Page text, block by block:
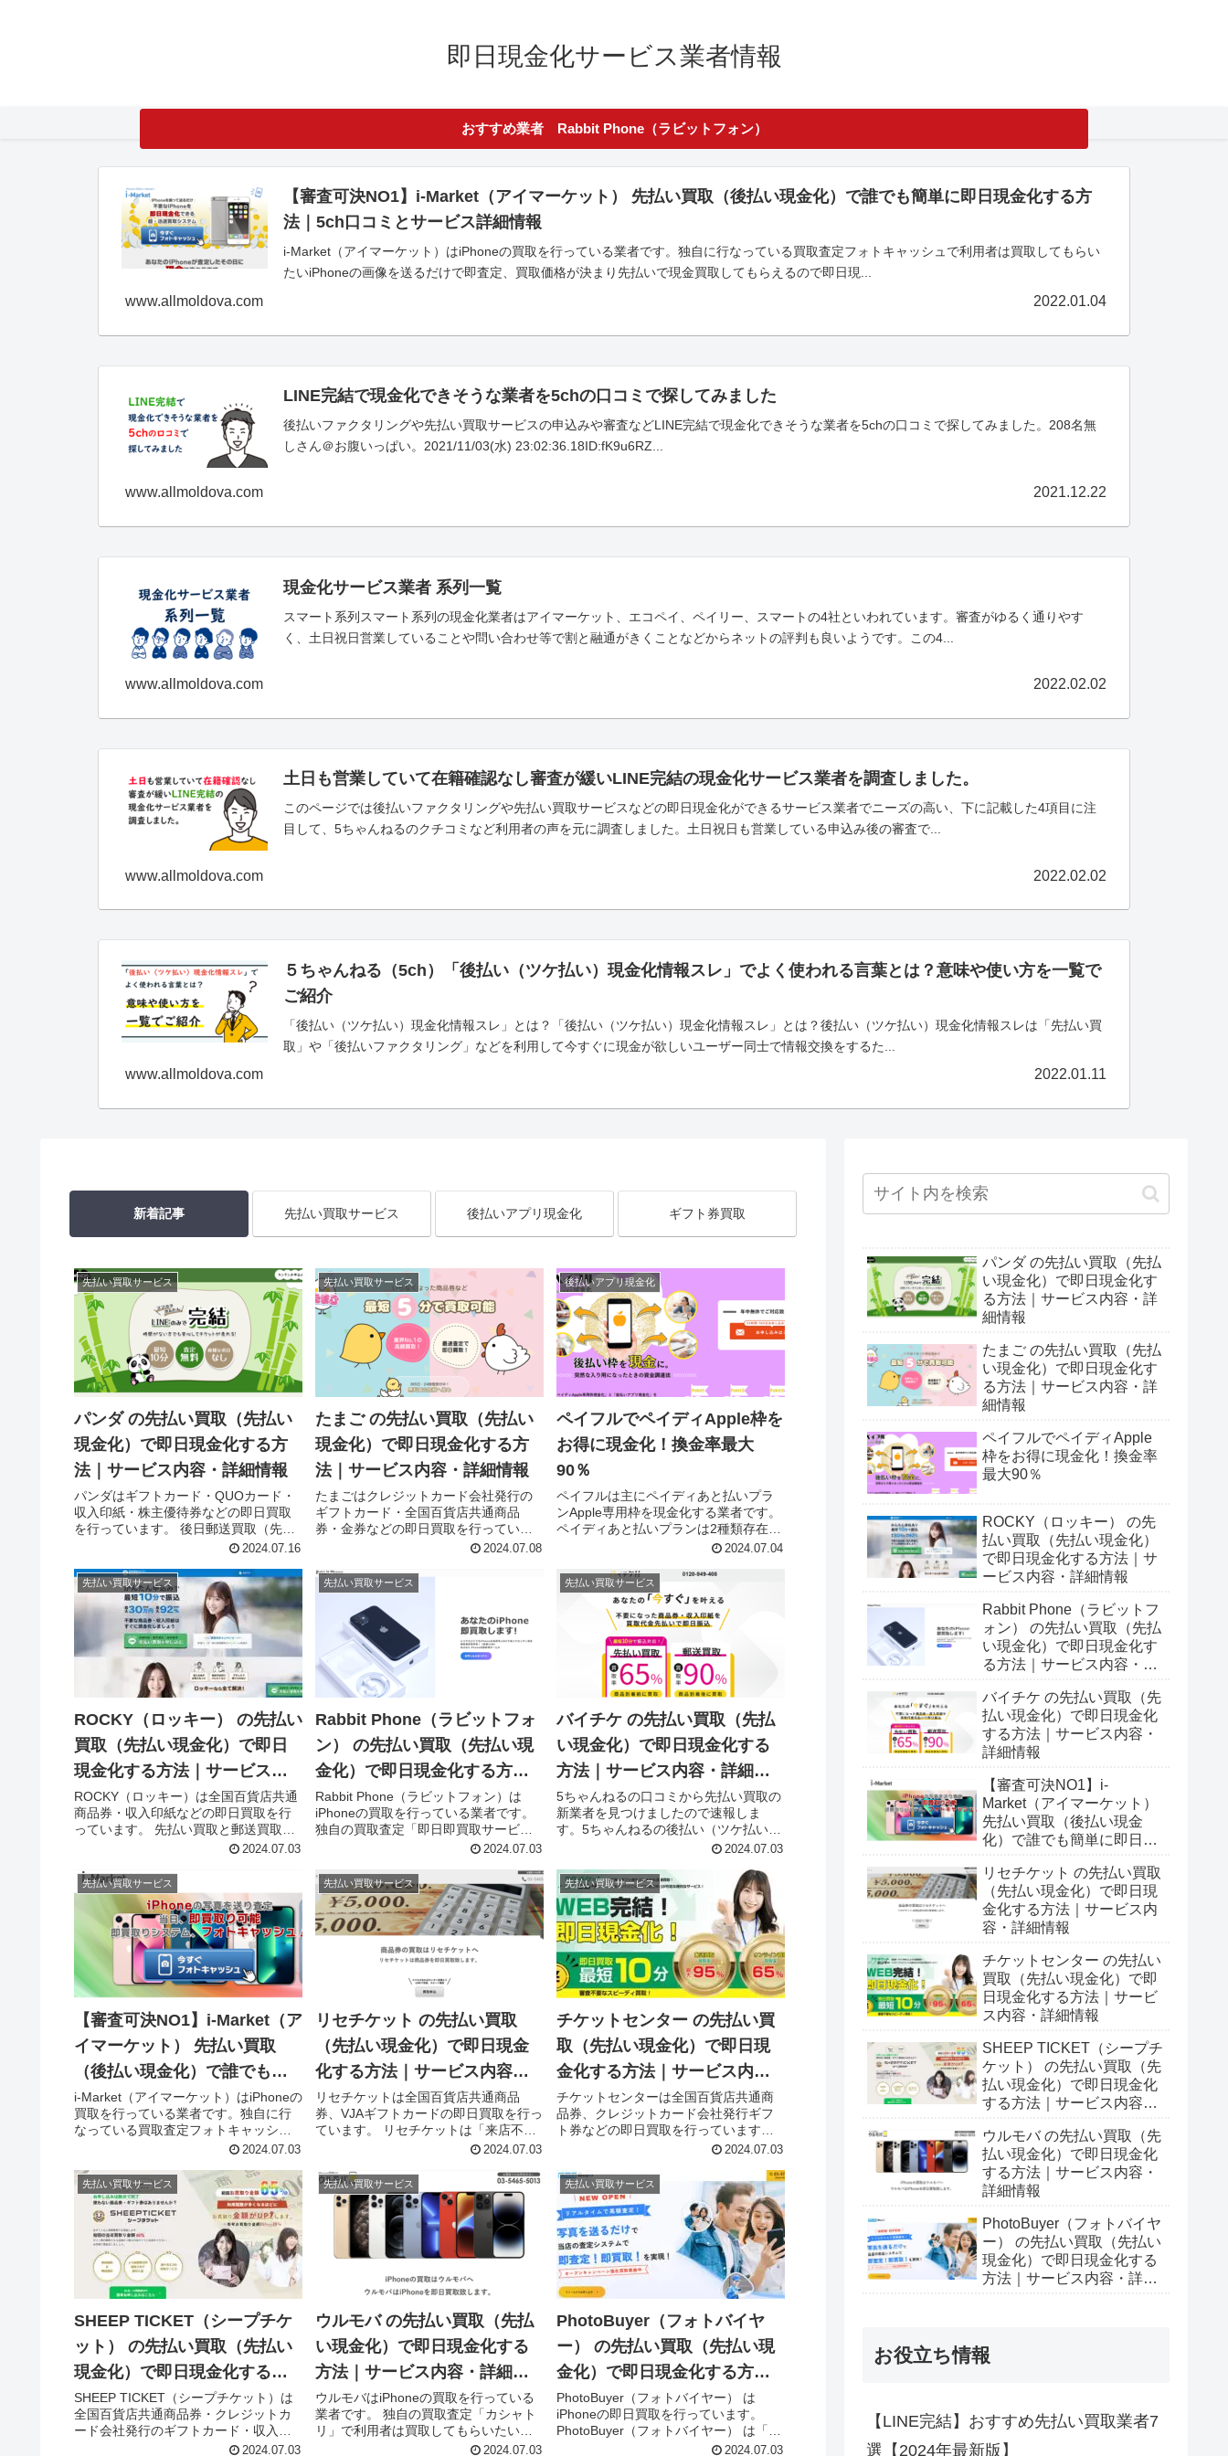
即日現金化サービス業者情報
おすすめ業者 Rabbit Phone（ラビットフォン）
【審査可決NO1】i-Market（アイマーケット） 先払い買取（後払い現金化）で誰でも簡単に即日現金化する方
法｜5ch口コミとサービス詳細情報
i-Market（アイマーケット）はiPhoneの買取を行っている業者です。独自に行なっている買取査定フォトキャッシュで利用者は買取してもらい
たいiPhoneの画像を送るだけで即査定、買取価格が決まり先払いで現金買取してもらえるので即日現...
www.allmoldova.com 2022.01.04
LINE完結で現金化できそうな業者を5chの口コミで探してみました
後払いファクタリングや先払い買取サービスの申込みや審査などLINE完結で現金化できそうな業者を5chの口コミで探してみました。208名無
しさん＠お腹いっぱい。2021/11/03(水) 23:02:36.18ID:fK9u6RZ...
www.allmoldova.com 2021.12.22
現金化サービス業者 系列一覧
スマート系列スマート系列の現金化業者はアイマーケット、エコペイ、ペイリー、スマートの4社といわれています。審査がゆるく通りやす
く、土日祝日営業していることや問い合わせ等で割と融通がきくことなどからネットの評判も良いようです。この4...
www.allmoldova.com 2022.02.02
土日も営業していて在籍確認なし審査が緩いLINE完結の現金化サービス業者を調査しました。
このページでは後払いファクタリングや先払い買取サービスなどの即日現金化ができるサービス業者でニーズの高い、下に記載した4項目に注
目して、5ちゃんねるのクチコミなど利用者の声を元に調査しました。土日祝日も営業している申込み後の審査で...
www.allmoldova.com 2022.02.02
５ちゃんねる（5ch）「後払い（ツケ払い）現金化情報スレ」でよく使われる言葉とは？意味や使い方を一覧で
ご紹介
「後払い（ツケ払い）現金化情報スレ」とは？「後払い（ツケ払い）現金化情報スレ」とは？後払い（ツケ払い）現金化情報スレは「先払い買
取」や「後払いファクタリング」などを利用して今すぐに現金が欲しいユーザー同士で情報交換をするた...
www.allmoldova.com 2022.01.11
新着記事 先払い買取サービス 後払いアプリ現金化 ギフト券買取
先払い買取サービス
パンダ の先払い買取（先払い
現金化）で即日現金化する方
法｜サービス内容・詳細情報
パンダはギフトカード・QUOカード・
収入印紙・株主優待券などの即日買取
を行っています。 後日郵送買取（先払
い買取）と郵送査定プラン（郵送買
郵送買取（先払い買取）を利用する
と、即日中に現金化ができるサービス
を...
2024.07.16
先払い買取サービス
たまご の先払い買取（先払い
現金化）で即日現金化する方
法｜サービス内容・詳細情報
たまごはクレジットカード会社発行の
ギフトカード・全国百貨店共通商品
券・金券などの即日買取を行っていま
す。 先払い撮影査定プラン（先払い買
２つの買取プランがあり、先払い撮影
査定プラン（先払い買取）を利用する
2024.07.08
後払いアプリ現金化
ペイフルでペイディApple枠を
お得に現金化！換金率最大
90％
ペイフルは主にペイディあと払いプラ
ンApple専用枠を現金化する業者です。
ペイディあと払いプランは2種類存在し
ます。 ペイディあと払いプラン通常枠
事では、ペイフルを利用してペイディ
あと払いプランA...
2024.07.04
先払い買取サービス
ROCKY（ロッキー） の先払い
買取（先払い現金化）で即日
現金化する方法｜サービス内
容・詳細情報
ROCKY（ロッキー）は全国百貨店共通
商品券・収入印紙などの即日買取を行
っています。 先払い買取と郵送買取の
２つの買取プランがあり、先払い買取
るサービスを展開しています。 本記事
では、ROCKY（ロッキー）...
2024.07.03
先払い買取サービス
Rabbit Phone（ラビットフォ
ン） の先払い買取（先払い現
金化）で即日現金化する方法
｜サービス内容・詳細情報
Rabbit Phone（ラビットフォン）は
iPhoneの買取を行っている業者です。
独自の買取査定「即日即買取サービ
ス」で利用者は買取してもらいたい
価格が確定次第先払いで現金買取して
もらうことで即日...
2024.07.03
先払い買取サービス
バイチケ の先払い買取（先払
い現金化）で即日現金化する
方法｜サービス内容・詳細情
報
5ちゃんねるの口コミから先払い買取の
新業者を見つけましたので速報しま
す。5ちゃんねるの後払い（ツケ払い)
現金化情報スレ128の投稿を見ると、エ
払いファクタリング）の利用者に向け
てLINEなどからバイチケ（先...
2024.07.03
先払い買取サービス
【審査可決NO1】i-Market（ア
イマーケット） 先払い買取
（後払い現金化）で誰でも簡
単に即日現金化する方法｜5ch
口コミとサービス詳細情報
i-Market（アイマーケット）はiPhoneの
買取を行っている業者です。独自に行
なっている買取査定フォトキャッシュ
で利用者は買取してもらいたいiPhone
が決まり先払いで現金買取してもらえ
るので即日現金...
2024.07.03
先払い買取サービス
リセチケット の先払い買取
（先払い現金化）で即日現金
化する方法｜サービス内容・
詳細情報
リセチケットは全国百貨店共通商品
券、VJAギフトカードの即日買取を行っ
ています。 リセチケットは「来店不要
買取（先払い買取）」「郵送買取」の2
取（先払い買取）」は即日最短15分で
の現金化が可能なサービスです...
2024.07.03
先払い買取サービス
チケットセンター の先払い買
取（先払い現金化）で即日現
金化する方法｜サービス内
容・詳細情報
チケットセンターは全国百貨店共通商
品券、クレジットカード会社発行ギフ
ト券などの即日買取を行っています。
チケットセンターは「オンライン買取
買取プランがあり、「オンライン買取
（先払い買取）」は即日での現金化...
2024.07.03
先払い買取サービス
SHEEP TICKET（シープチケ
ット） の先払い買取（先払い
現金化）で即日現金化する方
法｜サービス内容・詳細情報
SHEEP TICKET（シープチケット）は
全国百貨店共通商品券・クレジットカ
ード会社発行のギフトカード・収入印
紙・切手などの即日買取を行っていま
2024.07.03
先払い買取サービス
ウルモバ の先払い買取（先払
い現金化）で即日現金化する
方法｜サービス内容・詳細情
報
ウルモバはiPhoneの買取を行っている
業者です。 独自の買取査定「カシャト
リ」で利用者は買取してもらいたい
iPhoneの写真を送ります。査定と買取
2024.07.03
先払い買取サービス
PhotoBuyer（フォトバイヤ
ー） の先払い買取（先払い現
金化）で即日現金化する方法
｜サービス内容・詳細情報
PhotoBuyer（フォトバイヤー） は
iPhoneの即日買取を行っています。
PhotoBuyer（フォトバイヤー） は「オ
ンライン買取（先払い買取）」と「郵
2024.07.03
パンダ の先払い買取（先払
い現金化）で即日現金化す
る方法｜サービス内容・詳
細情報
たまご の先払い買取（先払
い現金化）で即日現金化す
る方法｜サービス内容・詳
細情報
ペイフルでペイディApple
枠をお得に現金化！換金率
最大90％
ROCKY（ロッキー） の先
払い買取（先払い現金化）
で即日現金化する方法｜サ
ービス内容・詳細情報
Rabbit Phone（ラビットフ
ォン） の先払い買取（先払
い現金化）で即日現金化す
る方法｜サービス内容・詳
バイチケ の先払い買取（先
払い現金化）で即日現金化
する方法｜サービス内容・
詳細情報
【審査可決NO1】i-
Market（アイマーケット）
先払い買取（後払い現金
化）で誰でも簡単に即日現
とサービス詳細情報
リセチケット の先払い買取
（先払い現金化）で即日現
金化する方法｜サービス内
容・詳細情報
チケットセンター の先払い
買取（先払い現金化）で即
日現金化する方法｜サービ
ス内容・詳細情報
SHEEP TICKET（シープチ
ケット） の先払い買取（先
払い現金化）で即日現金化
する方法｜サービス内容・
ウルモバ の先払い買取（先
払い現金化）で即日現金化
する方法｜サービス内容・
詳細情報
PhotoBuyer（フォトバイヤ
ー） の先払い買取（先払い
現金化）で即日現金化する
方法｜サービス内容・詳細
お役立ち情報
【LINE完結】おすすめ先払い買取業者7
選【2024年最新版】